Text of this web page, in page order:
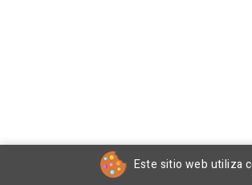
Este sitio web utiliza